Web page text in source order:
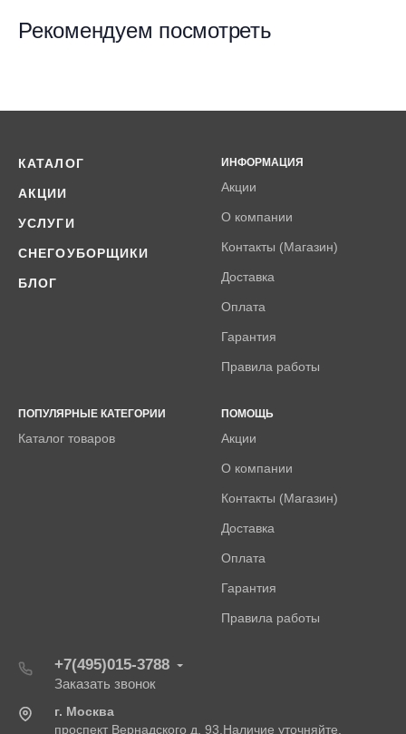
Рекомендуем посмотреть
КАТАЛОГ
АКЦИИ
УСЛУГИ
СНЕГОУБОРЩИКИ
БЛОГ
ИНФОРМАЦИЯ
Акции
О компании
Контакты (Магазин)
Доставка
Оплата
Гарантия
Правила работы
ПОПУЛЯРНЫЕ КАТЕГОРИИ
Каталог товаров
ПОМОЩЬ
Акции
О компании
Контакты (Магазин)
Доставка
Оплата
Гарантия
Правила работы
+7(495)015-3788
Заказать звонок
г. Москва
проспект Вернадского д. 93.Наличие уточняйте.